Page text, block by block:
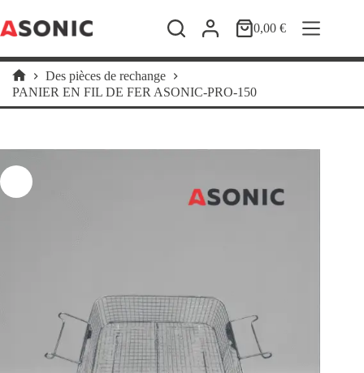
au
contenu
Panier0,00€
Accueil
Des pièces de rechange
PANIER EN FIL DE FER ASONIC-PRO-150